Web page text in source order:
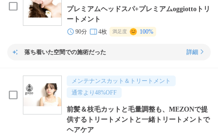
プレミアムヘッドスパ+プレミアムoggiottoトリ
ートメント
90分 4枚 満足度 100%
落ち着いた空間での施術だった 詳細
メンテナンスカット＆トリートメント
通常より 48%OFF
前髪＆枝毛カットと毛量調整も、MEZONで提
供するトリートメントと一緒トリートメントで
ヘアケア